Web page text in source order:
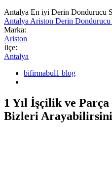
Antalya En iyi Derin Dondurucu
Antalya Ariston Derin Dondurucu
Marka:
Ariston
İlçe:
Antalya
bifirmabul1 blog
1 Yıl İşçilik ve
Bizleri